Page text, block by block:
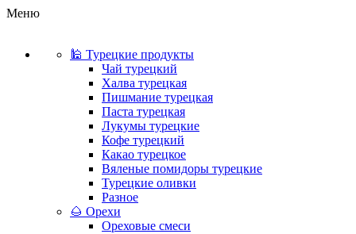
Меню
🕌 Турецкие продукты
Чай турецкий
Халва турецкая
Пишмание турецкая
Паста турецкая
Лукумы турецкие
Кофе турецкий
Какао турецкое
Вяленые помидоры турецкие
Турецкие оливки
Разное
🌰 Орехи
Ореховые смеси